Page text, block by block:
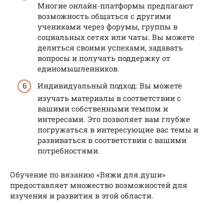
Многие онлайн-платформы предлагают
возможность общаться с другими
учениками через форумы, группы в
социальных сетях или чаты. Вы можете
делиться своими успехами, задавать
вопросы и получать поддержку от
единомышленников.
Индивидуальный подход: Вы можете
изучать материалы в соответствии с
вашими собственными темпом и
интересами. Это позволяет вам глубже
погружаться в интересующие вас темы и
развиваться в соответствии с вашими
потребностями.
Обучение по вязанию «Вяжи для души»
предоставляет множество возможностей для
изучения и развития в этой области.